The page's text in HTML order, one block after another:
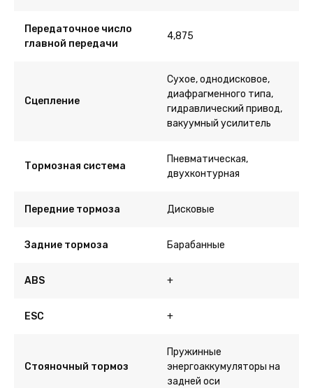
Передаточное число
главной передачи
4,875
Сцепление
Сухое, однодисковое,
диафрагменного типа,
гидравлический привод,
вакуумный усилитель
Тормозная система
Пневматическая,
двухконтурная
Передние тормоза Дисковые
Задние тормоза Барабанные
ABS +
ESC +
Стояночный тормоз
Пружинные
энергоаккумуляторы на
задней оси